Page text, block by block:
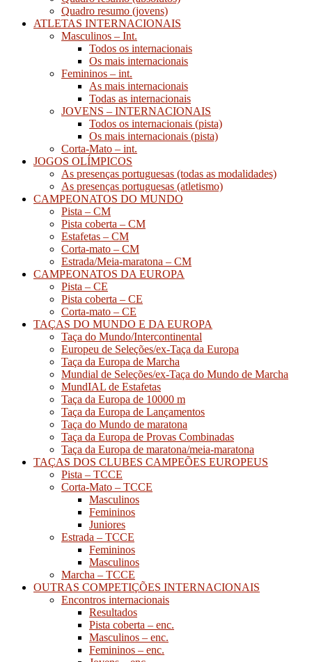
Quadro resumo (jovens)
ATLETAS INTERNACIONAIS
Masculinos – Int.
Todos os internacionais
Os mais internacionais
Femininos – int.
As mais internacionais
Todas as internacionais
JOVENS – INTERNACIONAIS
Todos os internacionais (pista)
Os mais internacionais (pista)
Corta-Mato – int.
JOGOS OLÍMPICOS
As presenças portuguesas (todas as modalidades)
As presenças portuguesas (atletismo)
CAMPEONATOS DO MUNDO
Pista – CM
Pista coberta – CM
Estafetas – CM
Corta-mato – CM
Estrada/Meia-maratona – CM
CAMPEONATOS DA EUROPA
Pista – CE
Pista coberta – CE
Corta-mato – CE
TAÇAS DO MUNDO E DA EUROPA
Taça do Mundo/Intercontinental
Europeu de Seleções/ex-Taça da Europa
Taça da Europa de Marcha
Mundial de Seleções/ex-Taça do Mundo de Marcha
MundIAL de Estafetas
Taça da Europa de 10000 m
Taça da Europa de Lançamentos
Taça do Mundo de maratona
Taça da Europa de Provas Combinadas
Taça da Europa de maratona/meia-maratona
TAÇAS DOS CLUBES CAMPEÕES EUROPEUS
Pista – TCCE
Corta-Mato – TCCE
Masculinos
Femininos
Juniores
Estrada – TCCE
Femininos
Masculinos
Marcha – TCCE
OUTRAS COMPETIÇÕES INTERNACIONAIS
Encontros internacionais
Resultados
Pista coberta – enc.
Masculinos – enc.
Femininos – enc.